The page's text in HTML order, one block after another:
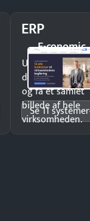
ERP
E-conomic
Undgå
og få ét samlet
billede af hele
virksomheden.
Se 11 systemer